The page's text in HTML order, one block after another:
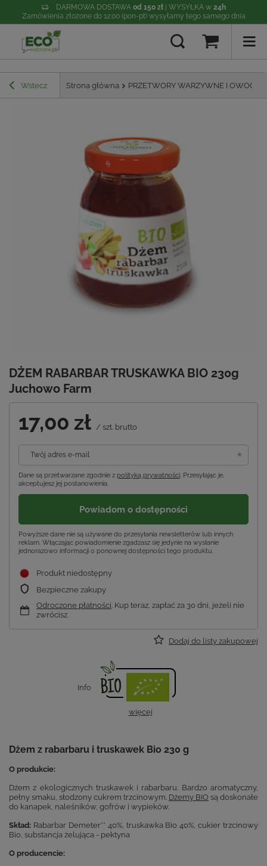
DARMOWA DOSTAWA od 150 zł | WYSYŁKA w 24h
Zamówienia złożone do 12:00 (pon-pt) wysyłamy tego samego dnia
Wstecz Strona główna PRZETWORY WARZYWNE I
DŻEM RABARBAR TRUSKAWKA BIO 230g
Juchowo Farm
17,00 zł / szt. brutto
Twój adres e-mail
Dane są przetwarzane zgodnie z polityką prywatności. Przesyłając je,
akceptujesz jej postanowienia.
Powiadom o dostępności
Powyższe dane nie są używane do przesyłania newsletterów lub innych
reklam. Włączając powiadomienie zgadzasz się jedynie na wysłanie
jednorazowo informacji o ponownej dostępności tego produktu.
Produkt niedostępny
Bezpieczne zakupy
Odroczone płatności. Kup teraz, zapłać za 30 dni, jeżeli nie
zwrócisz.
Dodaj do listy zakupowej
Info
więcej
Dżem z rabarbaru i truskawek Bio 230 g
O produkcie:
Dżem z ekologicznych truskawek i rabarbaru. Bardzo aromatyczny,
pełny smaku, słodzony cukrem trzcinowym. Dżemy BIO są doskonałe
do kanapek, naleśników, gofrów i wypieków.
Skład: Rabarbar Demeter** 40%, truskawka Bio 40%, cukier trzcinowy
Bio, substancja żelująca - pektyna
O producencie: